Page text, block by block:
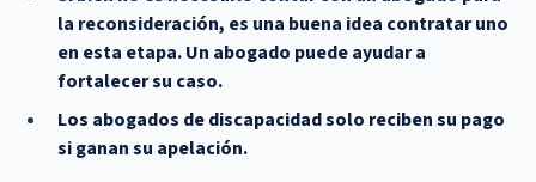
la reconsideración, es una buena idea contratar uno
en esta etapa. Un abogado puede ayudar a
fortalecer su caso.
Los abogados de discapacidad solo reciben su pago
si ganan su apelación.